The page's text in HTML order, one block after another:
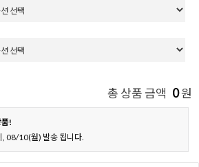
총 상품 금액 0원
!
, 08/10(월) 발송 됩니다.